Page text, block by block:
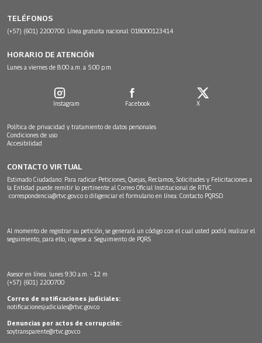
TELÉFONOS
(+57) (601) 2200700. Línea gratuita nacional: 018000123414
HORARIO DE ATENCIÓN
Lunes a viernes de 8:00 a.m. a 5:00 p.m.
Instagram Facebook X
Política de privacidad y tratamiento de datos personales
Condiciones de uso
Accesibilidad
CONTACTO VIRTUAL
Estimado Ciudadano: Para radicar Peticiones, Quejas, Reclamos, Solicitudes y Felicitaciones a
la Entidad puede remitir lo pertinente al Correo Oficial Institucional de RTVC
correspondencia@rtvc.gov.co o diligenciar el formulario en línea: Contacto PQRSD.
Al momento de registrar su petición, se generará un código con el cual usted podrá realizar el
seguimiento, para ello, ingrese a: Seguimiento de PQRS
Asesor en línea: lunes 9:30 a.m. - 12 m
(+57) (601) 2200700
Correo de notificaciones judiciales:
notificacionesjudiciales@rtvc.gov.co
Denuncias por actos de corrupción:
soytransparente@rtvc.gov.co